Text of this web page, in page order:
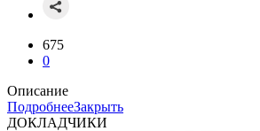
675
0
Описание
ПодробнееЗакрыть
ДОКЛАДЧИКИ